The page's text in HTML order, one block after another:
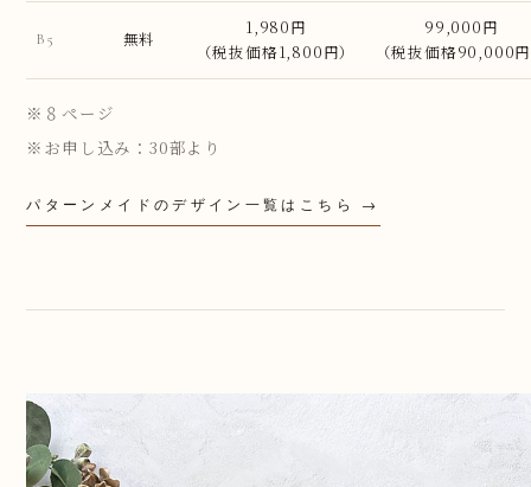
B5 無料
1,980円
（税抜価格1,800円）
99,000円
（税抜価格90,000
※８ページ
※お申し込み：30部より
パターンメイドのデザイン一覧はこちら →